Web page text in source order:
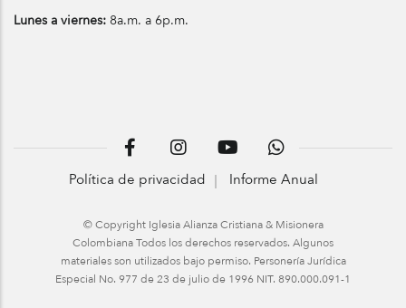
Lunes a viernes: 8a.m. a 6p.m.
Política de privacidad Informe Anual
© Copyright Iglesia Alianza Cristiana & Misionera
Colombiana Todos los derechos reservados. Algunos
materiales son utilizados bajo permiso. Personería Jurídica
Especial No. 977 de 23 de julio de 1996 NIT. 890.000.091-1